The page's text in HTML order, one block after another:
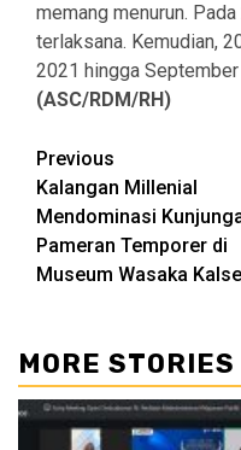
memang menurun.
terlaksana. Kemudian,
2021 hingga
(ASC/RDM/RH)
Continue
Reading
Previous
Kalangan Millenial
Mendominasi
Pameran Temporer di
Museum Wasaka Kalsel
MORE STORIES